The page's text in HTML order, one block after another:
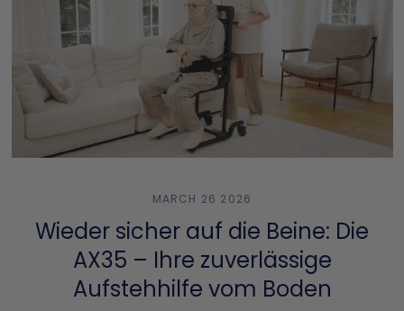
MARCH 26 2026
Wieder sicher auf die Beine: Die
AX35 – Ihre zuverlässige
Aufstehhilfe vom Boden